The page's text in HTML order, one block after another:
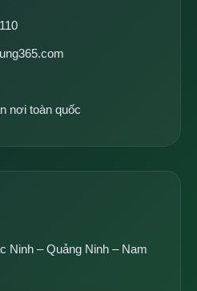
nơi toàn quốc
Ninh – Quảng Ninh – Nam